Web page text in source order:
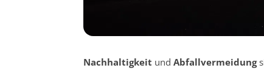
Nachhaltigkeit und Abfallvermeidung